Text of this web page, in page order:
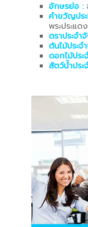
อักษรย่อ :
คำขวัญปร
พระประแ
ตราประจำ
ต้นไม้ประจ
ดอกไม้ปร
สัตว์น้ำปร